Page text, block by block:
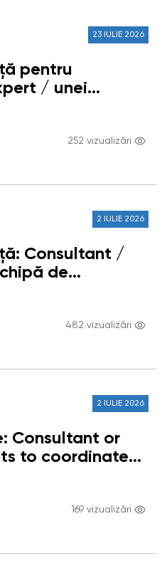
23 IULIE 2026
pentru
/ unei
Raportului
un mediu curat,
252 vizualizări
2 IULIE 2026
Consultant /
de
impactul
482 vizualizări
2 IULIE 2026
Consultant or
to coordinate
Rights
169 vizualizări